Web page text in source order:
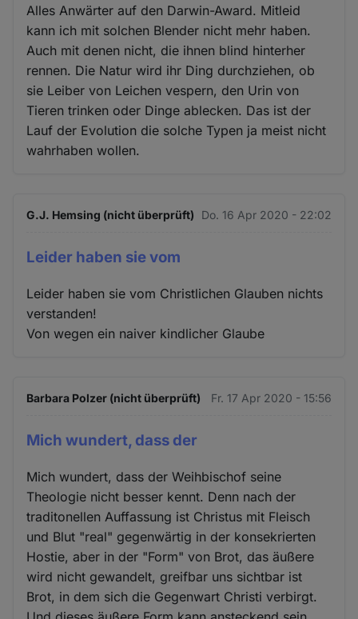
Alles Anwärter auf den Darwin-Award. Mitleid
kann ich mit solchen Blender nicht mehr haben.
Auch mit denen nicht, die ihnen blind hinterher
rennen. Die Natur wird ihr Ding durchziehen, ob
sie Leiber von Leichen vespern, den Urin von
Tieren trinken oder Dinge ablecken. Das ist der
Lauf der Evolution die solche Typen ja meist nicht
wahrhaben wollen.
G.J. Hemsing (nicht überprüft) Do. 16 Apr 2020 - 22:02
Leider haben sie vom
Leider haben sie vom Christlichen Glauben nichts
verstanden!
Von wegen ein naiver kindlicher Glaube
Barbara Polzer (nicht überprüft) Fr. 17 Apr 2020 - 15:56
Mich wundert, dass der
Mich wundert, dass der Weihbischof seine
Theologie nicht besser kennt. Denn nach der
traditonellen Auffassung ist Christus mit Fleisch
und Blut "real" gegenwärtig in der konsekrierten
Hostie, aber in der "Form" von Brot, das äußere
wird nicht gewandelt, greifbar uns sichtbar ist
Brot, in dem sich die Gegenwart Christi verbirgt.